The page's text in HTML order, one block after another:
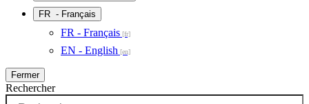
FR - Français
FR - Français
EN - English
Fermer
Rechercher